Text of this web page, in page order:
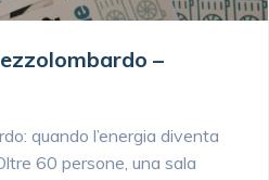
–
quando l’energia diventa
60 persone, una sala